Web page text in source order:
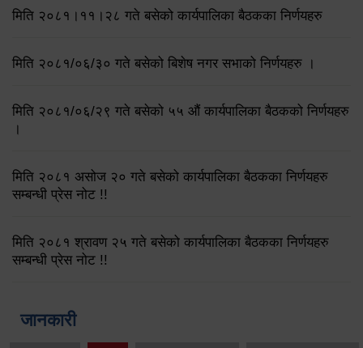
मिति २०८१।११।२८ गते बसेको कार्यपालिका बैठकका निर्णयहरु
मिति २०८१/०६/३० गते बसेको बिशेष नगर सभाको निर्णयहरु ।
मिति २०८१/०६/२९ गते बसेको ५५ औं कार्यपालिका बैठकको निर्णयहरु
।
मिति २०८१ असोज २० गते बसेको कार्यपालिका बैठकका निर्णयहरु
सम्बन्धी प्रेस नोट !!
मिति २०८१ श्रावण २५ गते बसेको कार्यपालिका बैठकका निर्णयहरु
सम्बन्धी प्रेस नोट !!
जानकारी